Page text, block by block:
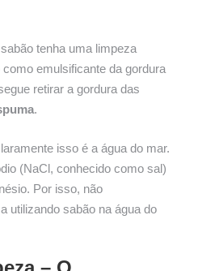
tenha uma limpeza
emulsificante da gordura
retirar a gordura das
.
isso é a água do mar.
(NaCl, conhecido como sal)
Por isso, não
utilizando sabão na água do